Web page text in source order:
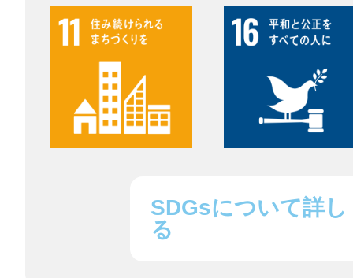
SDGsについて詳し
る
鎌倉
相模原